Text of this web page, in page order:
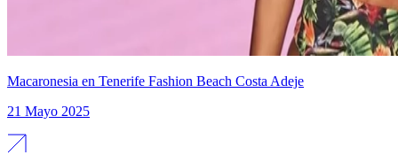
Macaronesia en Tenerife Fashion Beach Costa Adeje
21 Mayo 2025